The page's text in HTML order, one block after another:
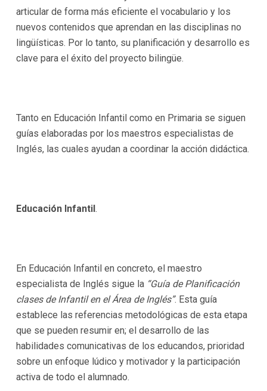
articular de forma más eficiente el vocabulario y los
nuevos contenidos que aprendan en las disciplinas no
lingüísticas. Por lo tanto, su planificación y desarrollo es
clave para el éxito del proyecto bilingüe.
Tanto en Educación Infantil como en Primaria se siguen
guías elaboradas por los maestros especialistas de
Inglés, las cuales ayudan a coordinar la acción didáctica.
Educación Infantil.
En Educación Infantil en concreto, el maestro
especialista de Inglés sigue la “Guía de Planificación
clases de Infantil en el Área de Inglés”. Esta guía
establece las referencias metodológicas de esta etapa
que se pueden resumir en; el desarrollo de las
habilidades comunicativas de los educandos, prioridad
sobre un enfoque lúdico y motivador y la participación
activa de todo el alumnado.